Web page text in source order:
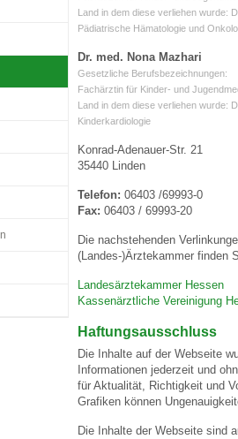
Impfsicherheit
Häufige Fragen
Recht auf Impfung
Notdienste
Empfehlungen zum
Hörlexikon
Material zu den
Broschüren und
Familienzeit gesund
U0-Vorsorge
Land in dem diese verliehen wurde:
Pädiatrische Hämatologie und
Dr. med. Nona Mazhari
Gesetzliche Berufsbezeichnungen:
Fachärztin für Kinder- und
Land in dem diese verliehen wurde:
Kinderkardiologie
Konrad-Adenauer-Str. 21
35440 Linden
Telefon: 06403 /69993-0
Fax: 06403 / 69993-20
Die nachstehenden
(Landes-)Ärztekammer finden
Landesärztekammer Hessen
Kassenärztliche Vereinigung
Haftungsausschluss
Die Inhalte auf der Webseite
Informationen jederzeit und
für Aktualität, Richtigkeit und
Grafiken können
Die Inhalte der Webseite sind